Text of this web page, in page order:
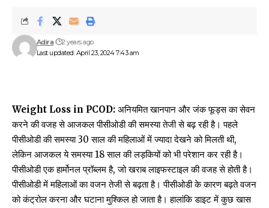
Last updated: April 23, 2024 7:43 am
Adira 2 years ago
Weight Loss in PCOD: अनियमित खानपान और जंक फूड्स का सेवन
करने की वजह से आजकल पीसीओडी की समस्या तेजी से बढ़ रही है। पहले
पीसीओडी की समस्या 30 साल की महिलाओं में ज्यादा देखने को मिलती थी,
लेकिन आजकल ये समस्या 18 साल की लड़कियों को भी परेशान कर रही है।
पीसीओडी एक हार्मोनल प्रॉब्लम है, जो खराब लाइफस्टाइल की वजह से होती है।
पीसीओडी में महिलाओं का वजन तेजी से बढ़ता है। पीसीओडी के कारण बढ़ते वजन
को कंट्रोल करना और घटाना मुश्किल हो जाता है। हालांकि डाइट में कुछ खास